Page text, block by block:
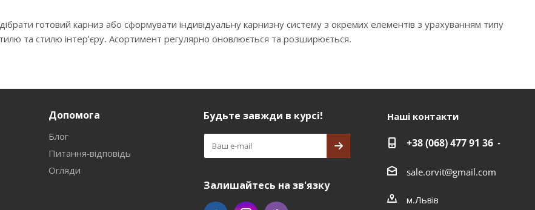
готовий карниз або сформувати індивідуальну карнизну систему з окремих елементів з урахуванням типу
та стилю інтер’єру. Асортимент регулярно оновлюється та розширюється.
Допомога
Блог
Питання-відповідь
Огляди
Будьте завжди в курсі!
Залишайтесь на зв'язку
Наші контакти
+38 (068) 477 91 36
sale.orvit@gmail.com
м.Львів